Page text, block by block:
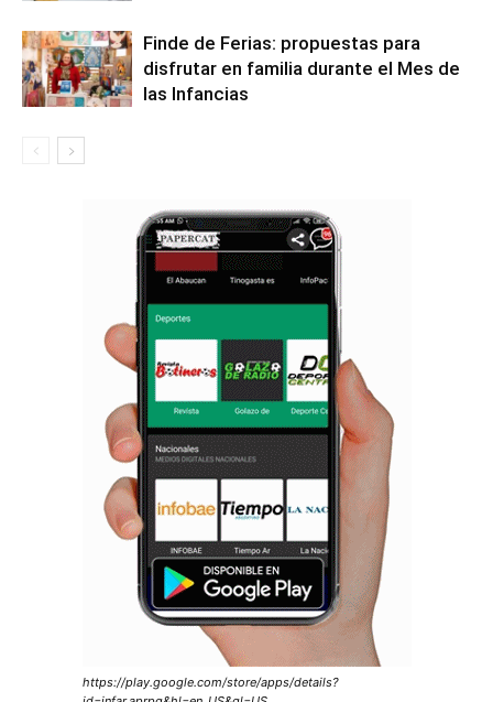
Finde de Ferias: propuestas para
disfrutar en familia durante el Mes de
las Infancias
https://play.google.com/store/apps/details?